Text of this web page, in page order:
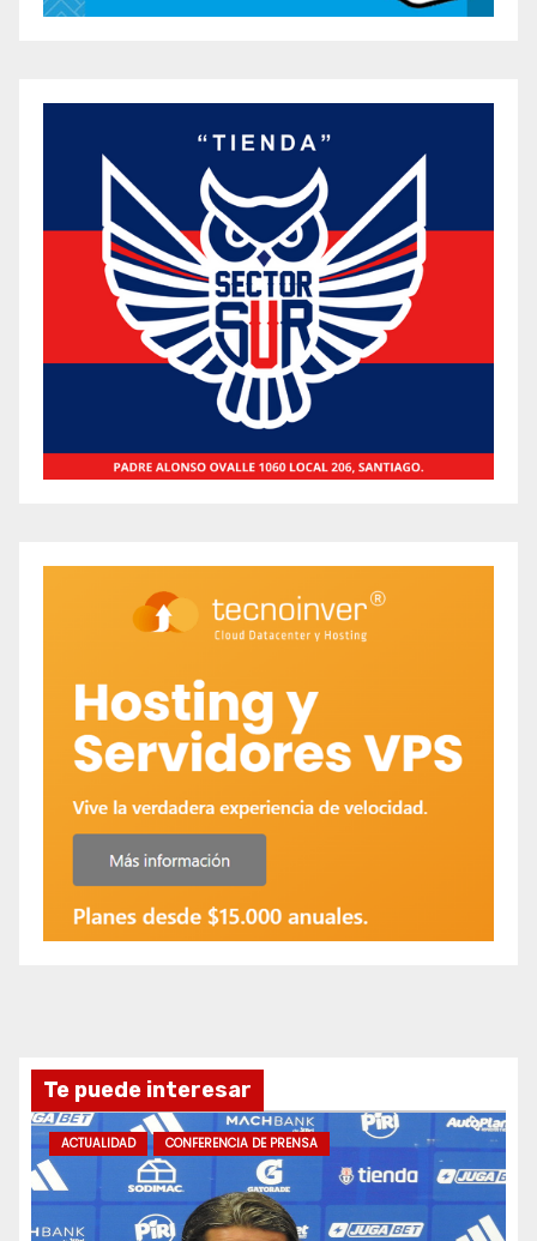
Te puede interesar
ACTUALIDAD CONFERENCIA DE PRENSA